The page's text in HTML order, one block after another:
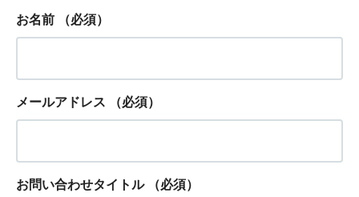
お名前 （必須）
メールアドレス （必須）
お問い合わせタイトル （必須）